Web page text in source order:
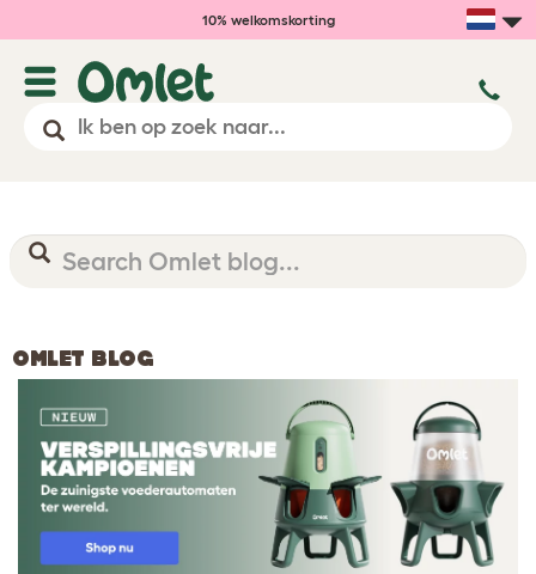
10% welkomskorting
OMLET BLOG